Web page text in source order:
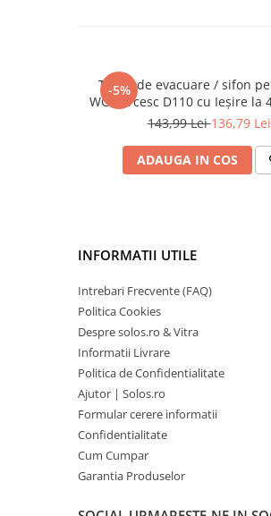
-5%
Teava de evacuare / sifon
WC Turcesc D110 cu Ieșire la
MP010153905
143,99 Lei136,79 Lei
ADAUGA IN COS
INFORMATII UTILE
Intrebari Frecvente (FAQ)
Politica Cookies
Despre solos.ro & Vitra
Informatii Livrare
Politica de Confidentialitate
Ajutor | Solos.ro
Formular cerere informatii
Confidentialitate
Cum Cumpar
Garantia Produselor